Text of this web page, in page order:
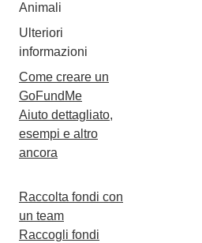
Animali
Ulteriori
informazioni
Come creare un
GoFundMe
Aiuto dettagliato,
esempi e altro
ancora
Raccolta fondi con
un team
Raccogli fondi